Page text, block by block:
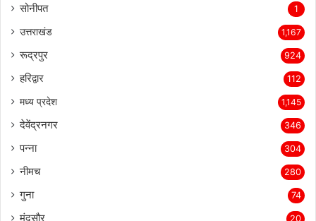
सोनीपत 1
उत्तराखंड 1,167
रूद्रपुर 924
हरिद्वार 112
मध्य प्रदेश 1,145
देवेंद्रनगर 346
पन्ना 304
नीमच 280
गुना 74
मंदसौर 20